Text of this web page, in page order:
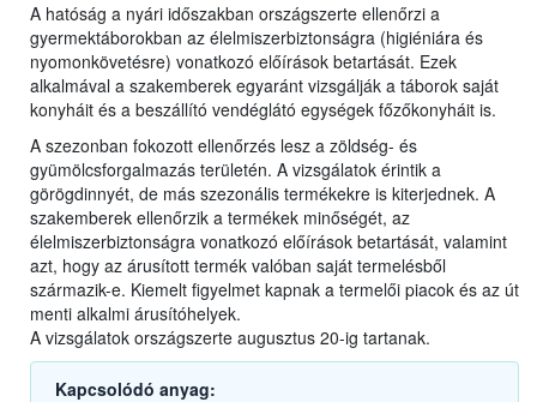
A hatóság a nyári időszakban országszerte ellenőrzi a
gyermektáborokban az élelmiszerbiztonságra (higiéniára és
nyomonkövetésre) vonatkozó előírások betartását. Ezek
alkalmával a szakemberek egyaránt vizsgálják a táborok saját
konyháit és a beszállító vendéglátó egységek főzőkonyháit is.
A szezonban fokozott ellenőrzés lesz a zöldség- és
gyümölcsforgalmazás területén. A vizsgálatok érintik a
görögdinnyét, de más szezonális termékekre is kiterjednek. A
szakemberek ellenőrzik a termékek minőségét, az
élelmiszerbiztonságra vonatkozó előírások betartását, valamint
azt, hogy az árusított termék valóban saját termelésből
származik-e. Kiemelt figyelmet kapnak a termelői piacok és az út
menti alkalmi árusítóhelyek.
A vizsgálatok országszerte augusztus 20-ig tartanak.
Kapcsolódó anyag: